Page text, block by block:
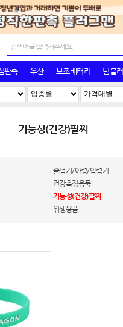
판촉 우산 보조배터리 텀블러
기능성(건강)팔찌
줄넘기/아령/악력기
건강측정용품
기능성(건강)팔찌
위생용품